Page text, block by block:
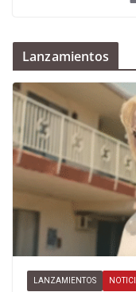
Lanzamientos
LANZAMIENTOS